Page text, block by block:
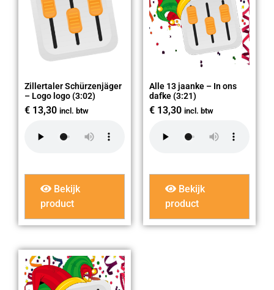
Zillertaler Schürzenjäger
– Logo logo (3:02)
€ 13,30 incl. btw
Bekijk
product
Alle 13 jaanke – In ons
dafke (3:21)
€ 13,30 incl. btw
Bekijk
product